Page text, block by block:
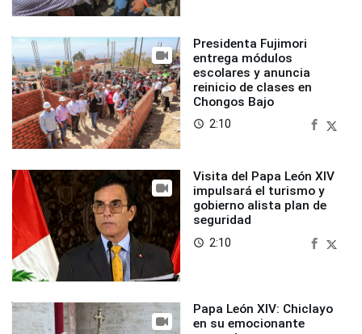
Presidenta Fujimori
entrega módulos
escolares y anuncia
reinicio de clases en
Chongos Bajo
access_time 2:10
Visita del Papa León XIV
impulsará el turismo y
gobierno alista plan de
seguridad
access_time 2:10
Papa León XIV: Chiclayo
en su emocionante